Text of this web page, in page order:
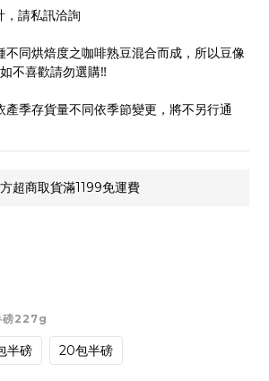
，請私訊洽詢
不同烘焙度之咖啡熟豆混合而成，所以豆像
不喜歡請勿選購‼️
產季存貨量不同依季節變更，將不另行通
超商取貨滿1199免運費
磅227g
半磅 20包半磅